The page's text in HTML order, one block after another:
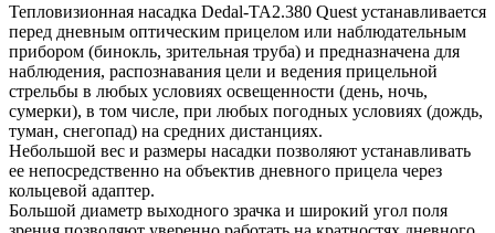
Тепловизионная насадка Dedal-TA2.380 Quest устанавливается
перед дневным оптическим прицелом или наблюдательным
прибором (бинокль, зрительная труба) и предназначена для
наблюдения, распознавания цели и ведения прицельной
стрельбы в любых условиях освещенности (день, ночь,
сумерки), в том числе, при любых погодных условиях (дождь,
туман, снегопад) на средних дистанциях.
Небольшой вес и размеры насадки позволяют устанавливать
ее непосредственно на объектив дневного прицела через
кольцевой адаптер.
Большой диаметр выходного зрачка и широкий угол поля